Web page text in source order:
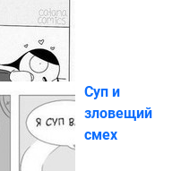
Суп и
зловещий
смех